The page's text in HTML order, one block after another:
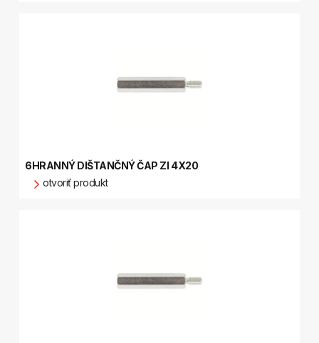
6HRANNÝ DIŠTANČNÝ ČAP ZI 4X20
otvoriť produkt